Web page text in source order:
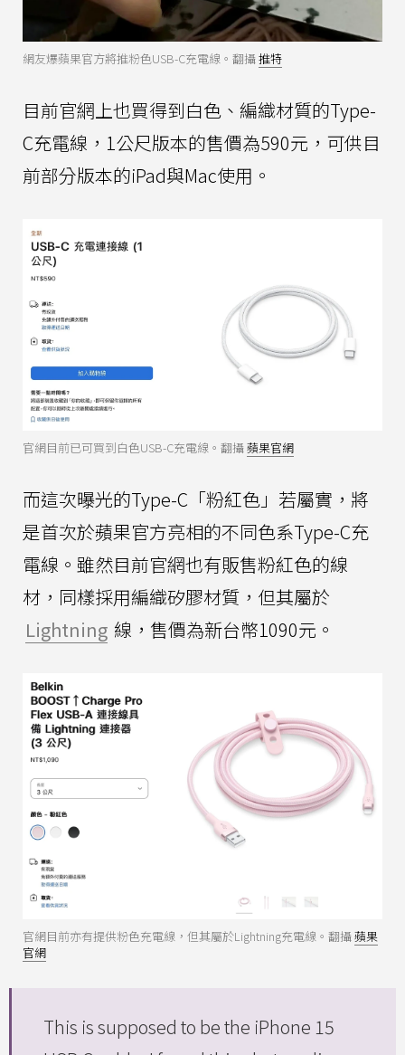
網友爆蘋果官方將推粉色USB-C充電線。翻攝推特
目前官網上也買得到白色、編織材質的Type-
C充電線，1公尺版本的售價為590元，可供目
前部分版本的iPad與Mac使用。
官網目前已可買到白色USB-C充電線。翻攝蘋果官網
而這次曝光的Type-C「粉紅色」若屬實，將
是首次於蘋果官方亮相的不同色系Type-C充
電線。雖然目前官網也有販售粉紅色的線
材，同樣採用編織矽膠材質，但其屬於
Lightning 線，售價為新台幣1090元。
官網目前亦有提供粉色充電線，但其屬於Lightning充電線。翻攝蘋果
官網
This is supposed to be the iPhone 15